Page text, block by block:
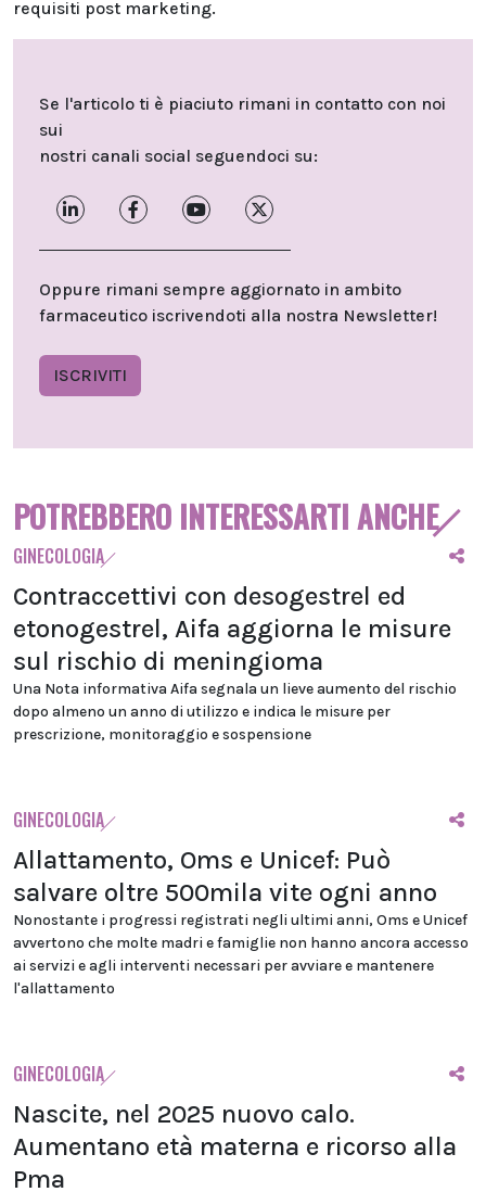
requisiti post marketing.
Se l'articolo ti è piaciuto rimani in contatto con noi
sui
nostri canali social seguendoci su:
Oppure rimani sempre aggiornato in ambito
farmaceutico iscrivendoti alla nostra Newsletter!
ISCRIVITI
POTREBBERO INTERESSARTI ANCHE
GINECOLOGIA
Contraccettivi con desogestrel ed
etonogestrel, Aifa aggiorna le misure
sul rischio di meningioma
Una Nota informativa Aifa segnala un lieve aumento del rischio
dopo almeno un anno di utilizzo e indica le misure per
prescrizione, monitoraggio e sospensione
GINECOLOGIA
Allattamento, Oms e Unicef: Può
salvare oltre 500mila vite ogni anno
Nonostante i progressi registrati negli ultimi anni, Oms e Unicef
avvertono che molte madri e famiglie non hanno ancora accesso
ai servizi e agli interventi necessari per avviare e mantenere
l'allattamento
GINECOLOGIA
Nascite, nel 2025 nuovo calo.
Aumentano età materna e ricorso alla
Pma